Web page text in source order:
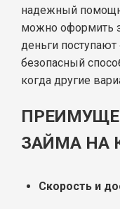
надежный
можно оформить
деньги
безопасный
когда другие
ЗАЙМА НА
Скорость и